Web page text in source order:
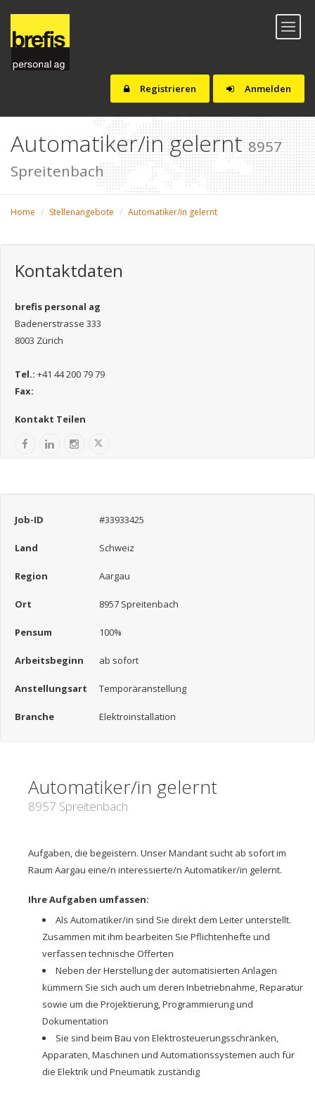
Anmelden
Registrieren
Toggle
Automatiker/in gelernt8957
Spreitenbach
Home Stellenangebote Automatiker/in gelernt
Kontaktdaten
brefis personal ag
Badenerstrasse 333
8003 Zürich
Tel.: +41 44 200 79 79
Fax:
Kontakt Teilen
Job-ID #33933425
Land Schweiz
Region Aargau
Ort 8957 Spreitenbach
Pensum 100%
Arbeitsbeginn ab sofort
Anstellungsart Temporäranstellung
Branche Elektroinstallation
Automatiker/in gelernt
8957 Spreitenbach
Aufgaben, die begeistern. Unser Mandant sucht ab sofort im
Raum Aargau eine/n interessierte/n Automatiker/in gelernt.
Ihre Aufgaben umfassen:
Als Automatiker/in sind Sie direkt dem Leiter unterstellt.
Zusammen mit ihm bearbeiten Sie Pflichtenhefte und
verfassen technische Offerten
Neben der Herstellung der automatisierten Anlagen
kümmern Sie sich auch um deren Inbetriebnahme, Reparatur
sowie um die Projektierung, Programmierung und
Dokumentation
Sie sind beim Bau von Elektrosteuerungsschränken,
Apparaten, Maschinen und Automationssystemen auch für
die Elektrik und Pneumatik zuständig